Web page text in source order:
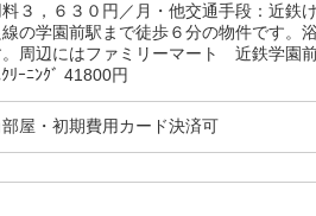
３，６３０円／月・他交通手段：近
の学園前駅まで徒歩６分の物件です。
周辺にはファミリーマート 近鉄学園
ﾘｰﾆﾝｸﾞ 41800円
屋・初期費用カード決済可